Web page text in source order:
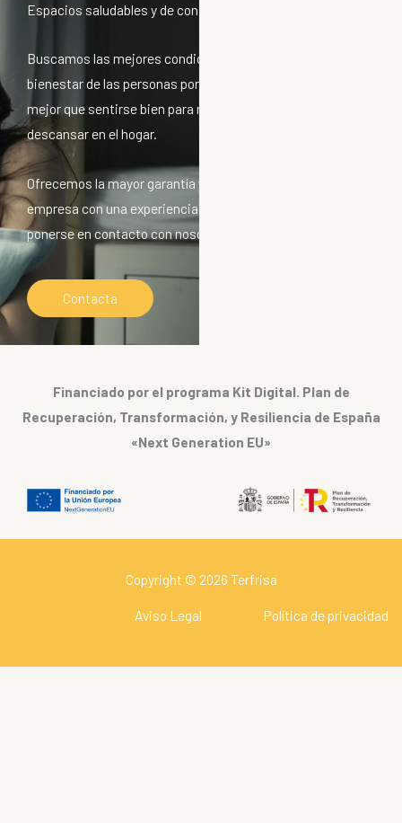
Espacios saludables y de confort
Buscamos las mejores condiciones posibles para el
bienestar de las personas porque sabemos no hay nada
mejor que sentirse bien para rendir en el trabajo o
descansar en el hogar.
Ofrecemos la mayor garantía y seriedad propias de una
empresa con una experiencia de más de 5 décadas. Puede
ponerse en contacto con nosotros sin ningún compromiso.
Contacta
Financiado por el programa Kit Digital. Plan de
Recuperación, Transformación, y Resiliencia de España
«Next Generation EU»
Copyright © 2026 Terfrisa
Aviso Legal Política de privacidad